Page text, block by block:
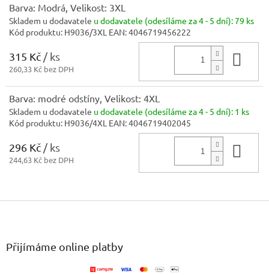
Barva: Modrá, Velikost: 3XL
Skladem u dodavatele u dodavatele (odesíláme za 4 - 5 dní):79 ks
Kód produktu: H9036/3XL EAN:4046719456222
315 Kč / ks
260,33 Kč bez DPH
Barva: modré odstíny, Velikost: 4XL
Skladem u dodavatele u dodavatele (odesíláme za 4 - 5 dní): 1 ks
Kód produktu: H9036/4XL EAN:4046719402045
296 Kč / ks
244,63 Kč bez DPH
Z
Přijímáme online platby